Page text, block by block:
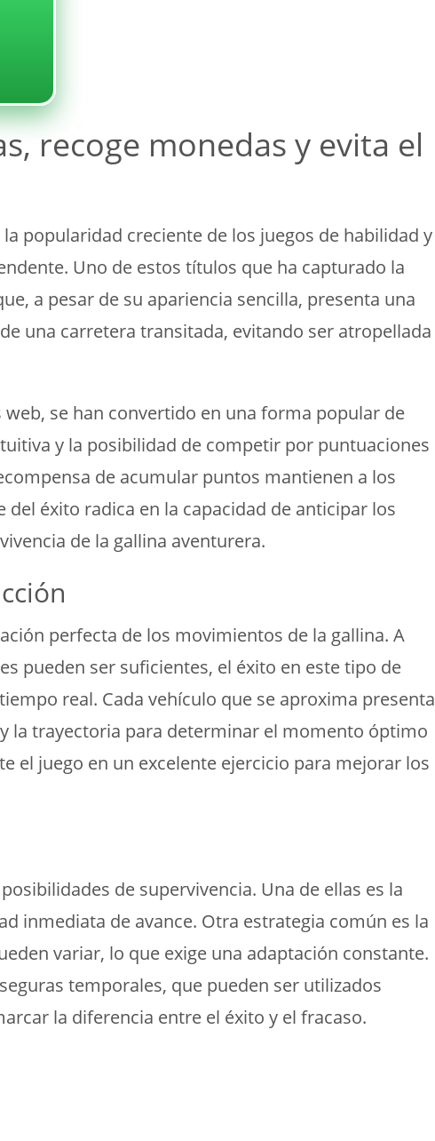
recoge monedas y evita el
popularidad creciente de los juegos de habilidad y
Uno de estos títulos que ha capturado la
a pesar de su apariencia sencilla, presenta una
una carretera transitada, evitando ser atropellada
se han convertido en una forma popular de
y la posibilidad de competir por puntuaciones
de acumular puntos mantienen a los
éxito radica en la capacidad de anticipar los
de la gallina aventurera.
perfecta de los movimientos de la gallina. A
pueden ser suficientes, el éxito en este tipo de
real. Cada vehículo que se aproxima presenta
la trayectoria para determinar el momento óptimo
el juego en un excelente ejercicio para mejorar los
de supervivencia. Una de ellas es la
inmediata de avance. Otra estrategia común es la
variar, lo que exige una adaptación constante.
temporales, que pueden ser utilizados
la diferencia entre el éxito y el fracaso.